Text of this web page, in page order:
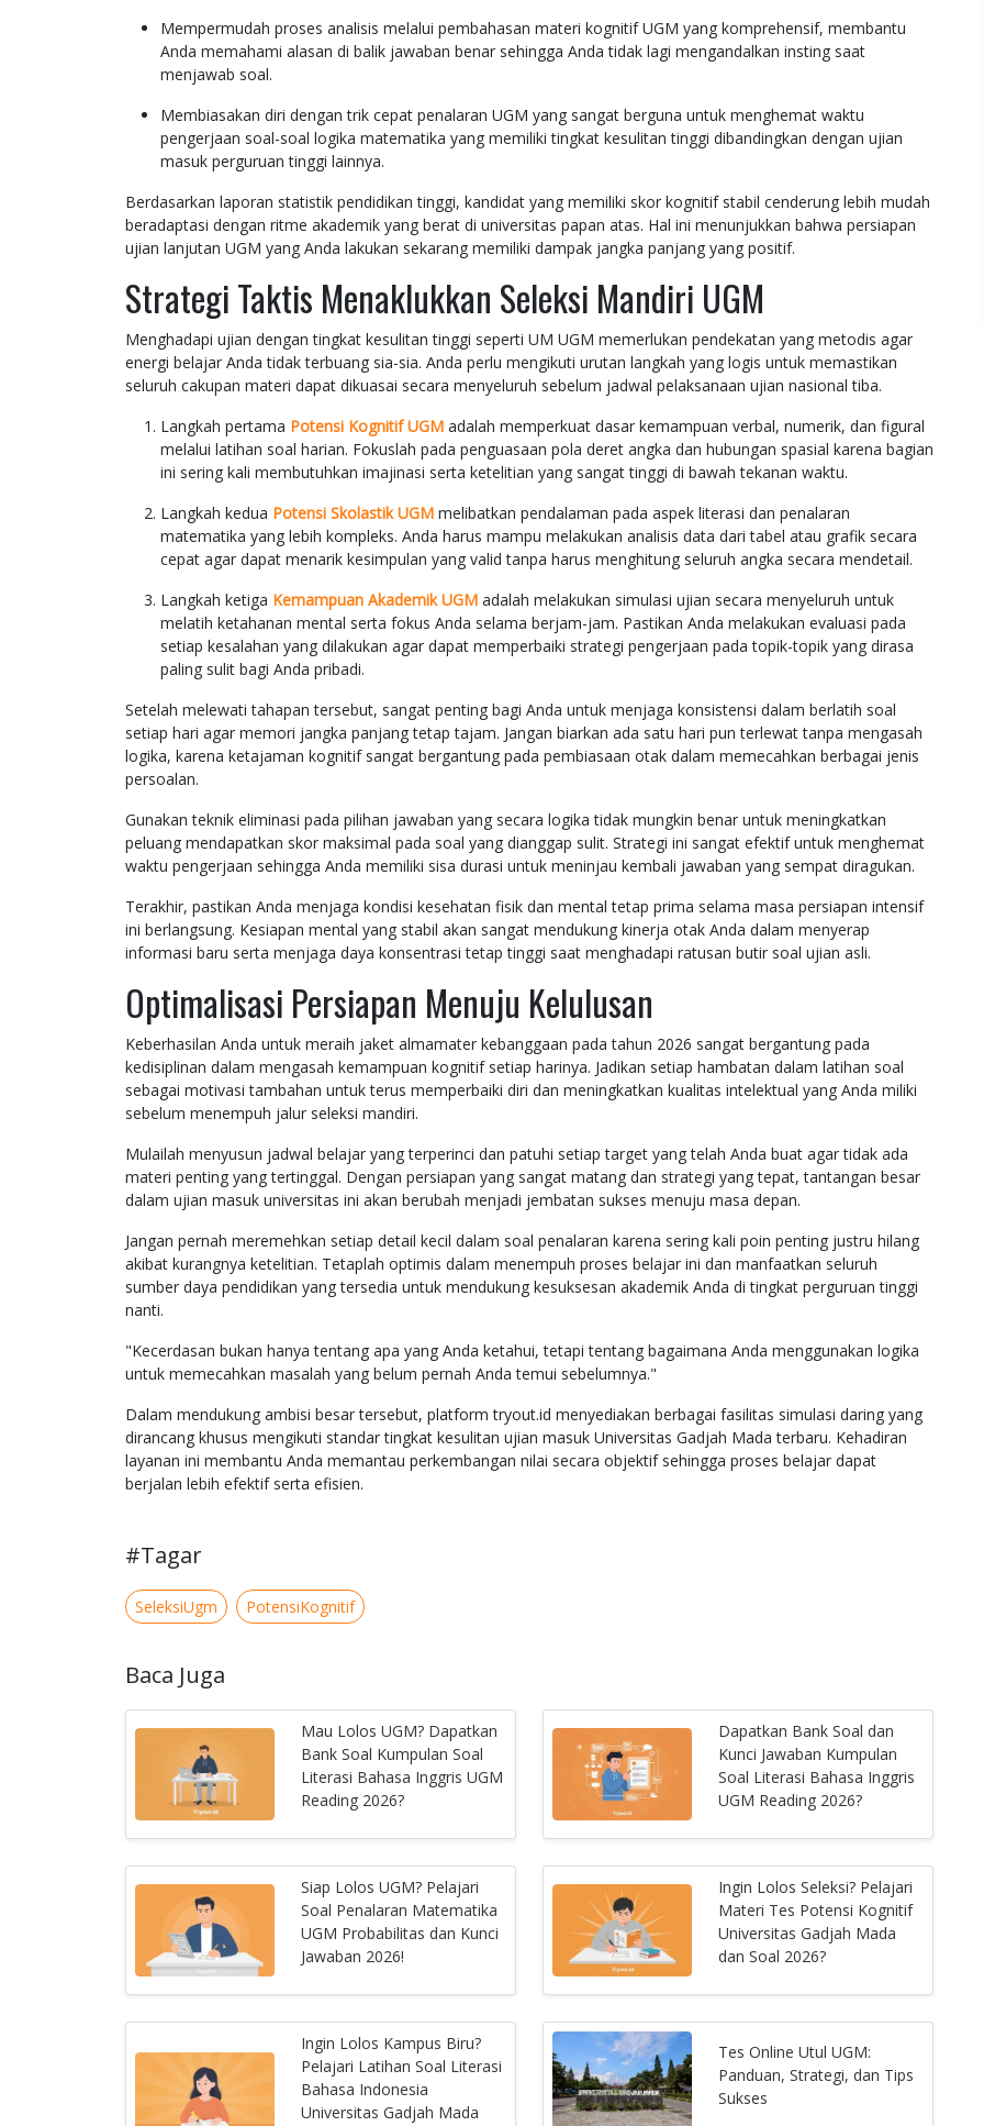
Mempermudah proses analisis melalui pembahasan materi kognitif UGM yang komprehensif, membantu
Anda memahami alasan di balik jawaban benar sehingga Anda tidak lagi mengandalkan insting saat
menjawab soal.
Membiasakan diri dengan trik cepat penalaran UGM yang sangat berguna untuk menghemat waktu
pengerjaan soal-soal logika matematika yang memiliki tingkat kesulitan tinggi dibandingkan dengan ujian
masuk perguruan tinggi lainnya.
Berdasarkan laporan statistik pendidikan tinggi, kandidat yang memiliki skor kognitif stabil cenderung lebih mudah
beradaptasi dengan ritme akademik yang berat di universitas papan atas. Hal ini menunjukkan bahwa persiapan
ujian lanjutan UGM yang Anda lakukan sekarang memiliki dampak jangka panjang yang positif.
Strategi Taktis Menaklukkan Seleksi Mandiri UGM
Menghadapi ujian dengan tingkat kesulitan tinggi seperti UM UGM memerlukan pendekatan yang metodis agar
energi belajar Anda tidak terbuang sia-sia. Anda perlu mengikuti urutan langkah yang logis untuk memastikan
seluruh cakupan materi dapat dikuasai secara menyeluruh sebelum jadwal pelaksanaan ujian nasional tiba.
Langkah pertama Potensi Kognitif UGM adalah memperkuat dasar kemampuan verbal, numerik, dan figural
melalui latihan soal harian. Fokuslah pada penguasaan pola deret angka dan hubungan spasial karena bagian
ini sering kali membutuhkan imajinasi serta ketelitian yang sangat tinggi di bawah tekanan waktu.
Langkah kedua Potensi Skolastik UGM melibatkan pendalaman pada aspek literasi dan penalaran
matematika yang lebih kompleks. Anda harus mampu melakukan analisis data dari tabel atau grafik secara
cepat agar dapat menarik kesimpulan yang valid tanpa harus menghitung seluruh angka secara mendetail.
Langkah ketiga Kemampuan Akademik UGM adalah melakukan simulasi ujian secara menyeluruh untuk
melatih ketahanan mental serta fokus Anda selama berjam-jam. Pastikan Anda melakukan evaluasi pada
setiap kesalahan yang dilakukan agar dapat memperbaiki strategi pengerjaan pada topik-topik yang dirasa
paling sulit bagi Anda pribadi.
Setelah melewati tahapan tersebut, sangat penting bagi Anda untuk menjaga konsistensi dalam berlatih soal
setiap hari agar memori jangka panjang tetap tajam. Jangan biarkan ada satu hari pun terlewat tanpa mengasah
logika, karena ketajaman kognitif sangat bergantung pada pembiasaan otak dalam memecahkan berbagai jenis
persoalan.
Gunakan teknik eliminasi pada pilihan jawaban yang secara logika tidak mungkin benar untuk meningkatkan
peluang mendapatkan skor maksimal pada soal yang dianggap sulit. Strategi ini sangat efektif untuk menghemat
waktu pengerjaan sehingga Anda memiliki sisa durasi untuk meninjau kembali jawaban yang sempat diragukan.
Terakhir, pastikan Anda menjaga kondisi kesehatan fisik dan mental tetap prima selama masa persiapan intensif
ini berlangsung. Kesiapan mental yang stabil akan sangat mendukung kinerja otak Anda dalam menyerap
informasi baru serta menjaga daya konsentrasi tetap tinggi saat menghadapi ratusan butir soal ujian asli.
Optimalisasi Persiapan Menuju Kelulusan
Keberhasilan Anda untuk meraih jaket almamater kebanggaan pada tahun 2026 sangat bergantung pada
kedisiplinan dalam mengasah kemampuan kognitif setiap harinya. Jadikan setiap hambatan dalam latihan soal
sebagai motivasi tambahan untuk terus memperbaiki diri dan meningkatkan kualitas intelektual yang Anda miliki
sebelum menempuh jalur seleksi mandiri.
Mulailah menyusun jadwal belajar yang terperinci dan patuhi setiap target yang telah Anda buat agar tidak ada
materi penting yang tertinggal. Dengan persiapan yang sangat matang dan strategi yang tepat, tantangan besar
dalam ujian masuk universitas ini akan berubah menjadi jembatan sukses menuju masa depan.
Jangan pernah meremehkan setiap detail kecil dalam soal penalaran karena sering kali poin penting justru hilang
akibat kurangnya ketelitian. Tetaplah optimis dalam menempuh proses belajar ini dan manfaatkan seluruh
sumber daya pendidikan yang tersedia untuk mendukung kesuksesan akademik Anda di tingkat perguruan tinggi
nanti.
"Kecerdasan bukan hanya tentang apa yang Anda ketahui, tetapi tentang bagaimana Anda menggunakan logika
untuk memecahkan masalah yang belum pernah Anda temui sebelumnya."
Dalam mendukung ambisi besar tersebut, platform tryout.id menyediakan berbagai fasilitas simulasi daring yang
dirancang khusus mengikuti standar tingkat kesulitan ujian masuk Universitas Gadjah Mada terbaru. Kehadiran
layanan ini membantu Anda memantau perkembangan nilai secara objektif sehingga proses belajar dapat
berjalan lebih efektif serta efisien.
#Tagar
SeleksiUgm PotensiKognitif
Baca Juga
Mau Lolos UGM? Dapatkan
Bank Soal Kumpulan Soal
Literasi Bahasa Inggris UGM
Reading 2026?
Dapatkan Bank Soal dan
Kunci Jawaban Kumpulan
Soal Literasi Bahasa Inggris
UGM Reading 2026?
Siap Lolos UGM? Pelajari
Soal Penalaran Matematika
UGM Probabilitas dan Kunci
Jawaban 2026!
Ingin Lolos Seleksi? Pelajari
Materi Tes Potensi Kognitif
Universitas Gadjah Mada
dan Soal 2026?
Ingin Lolos Kampus Biru?
Pelajari Latihan Soal Literasi
Bahasa Indonesia
Universitas Gadjah Mada
Tes Online Utul UGM:
Panduan, Strategi, dan Tips
Sukses